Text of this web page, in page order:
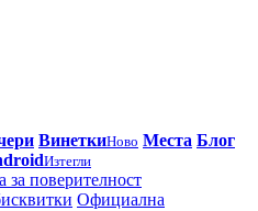
ВинеткиНово Места Блог
Изтегли
за поверителност
Официална